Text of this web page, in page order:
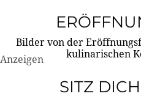
Bilder von der
kulinarischen
Anzeigen
SITZ